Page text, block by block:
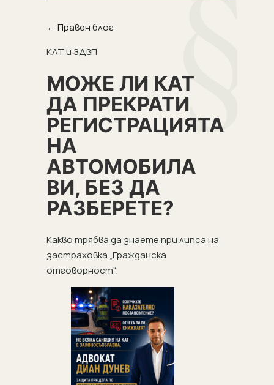
← Правен блог
КАТ и ЗДвП
МОЖЕ ЛИ КАТ
ДА ПРЕКРАТИ
РЕГИСТРАЦИЯТА
НА
АВТОМОБИЛА
ВИ, БЕЗ ДА
РАЗБЕРЕТЕ?
Какво трябва да знаете при липса на
застраховка „Гражданска
отговорност“.